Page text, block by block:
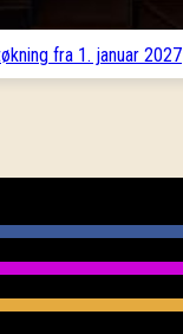
fra 1. januar 2027